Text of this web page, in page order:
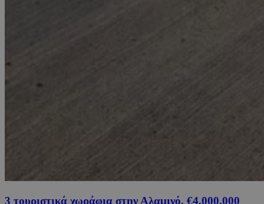
3 τουριστικά χωράφια στην Αλαμινό, €4,000,000